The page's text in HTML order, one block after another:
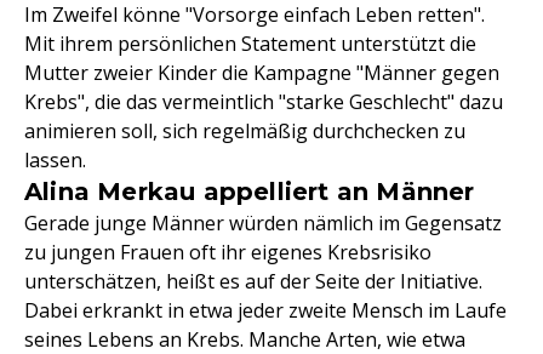
Im Zweifel könne "Vorsorge einfach Leben retten".
Mit ihrem persönlichen Statement unterstützt die
Mutter zweier Kinder die Kampagne "Männer gegen
Krebs", die das vermeintlich "starke Geschlecht" dazu
animieren soll, sich regelmäßig durchchecken zu
lassen.
Alina Merkau appelliert an Männer
Gerade junge Männer würden nämlich im Gegensatz
zu jungen Frauen oft ihr eigenes Krebsrisiko
unterschätzen, heißt es auf der Seite der Initiative.
Dabei erkrankt in etwa jeder zweite Mensch im Laufe
seines Lebens an Krebs. Manche Arten, wie etwa